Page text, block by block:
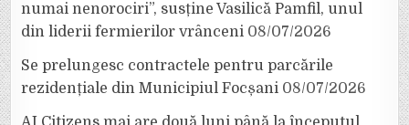
numai nenorociri”, susține Vasilică Pamfil, unul
din liderii fermierilor vrânceni 08/07/2026
Se prelungesc contractele pentru parcările
rezidențiale din Municipiul Focșani 08/07/2026